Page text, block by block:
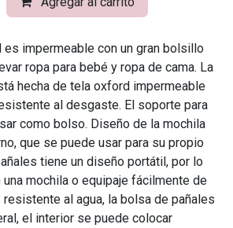
es impermeable con un gran bolsillo
ropa para bebé y ropa de cama. La
hecha de tela oxford impermeable
al desgaste. El soporte para
como bolso. Diseño de la mochila
que se puede usar para su propio
tiene un diseño portátil, por lo
mochila o equipaje fácilmente de
al agua, la bolsa de pañales
el interior se puede colocar